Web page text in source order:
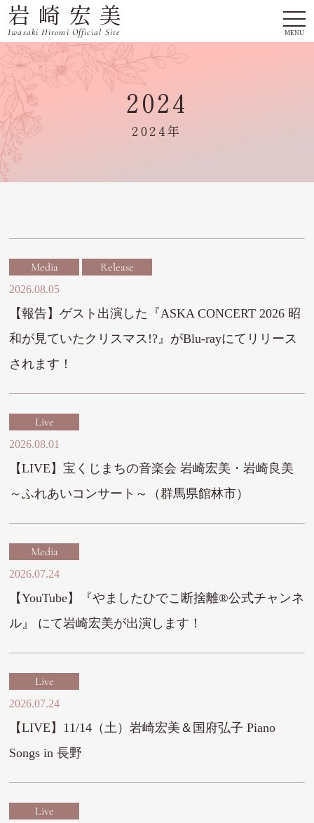
岩崎宏美
Iwasaki Hiromi Official Site MENU
2024
2024年
Media Release
2026.08.05
【報告】ゲスト出演した『ASKA CONCERT 2026 昭
和が見ていたクリスマス!?』がBlu-rayにてリリース
されます！
Live
2026.08.01
【LIVE】宝くじまちの音楽会 岩崎宏美・岩崎良美
～ふれあいコンサート～（群馬県館林市）
Media
2026.07.24
【YouTube】『やましたひでこ断捨離®︎公式チャンネ
ル』 にて岩崎宏美が出演します！
Live
2026.07.24
【LIVE】11/14（土）岩崎宏美＆国府弘子 Piano
Songs in 長野
Live